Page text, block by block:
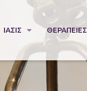
ΙΑΣΙΣ ΘΕΡΆΠΕΙΕΣ